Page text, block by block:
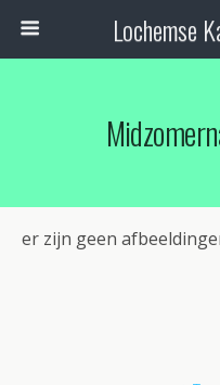
Lochemse
er zijn geen